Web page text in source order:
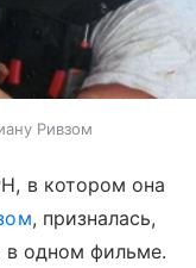
Ривзом
в котором она
, призналась,
в одном фильме.